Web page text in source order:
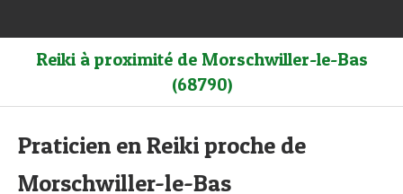
Reiki à proximité de Morschwiller-le-Bas
(68790)
Praticien en Reiki proche de
Morschwiller-le-Bas